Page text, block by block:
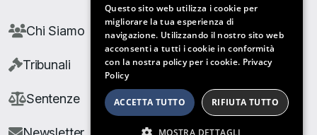
Chi Siamo
Tribunali
Sentenze
Questo sito web utilizza i cookie per
migliorare la tua esperienza di
navigazione. Utilizzando il nostro sito web
acconsenti a tutti i cookie in conformità
con la nostra policy per i cookie. Privacy
Policy
ACCETTA TUTTO RIFIUTA TUTTO
MOSTRA DETTAGLI